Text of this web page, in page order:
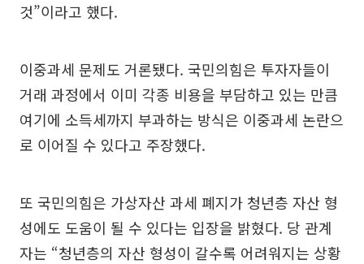
것”이라고 했다.
이중과세 문제도 거론됐다. 국민의힘은 투자자들이
거래 과정에서 이미 각종 비용을 부담하고 있는 만큼
여기에 소득세까지 부과하는 방식은 이중과세 논란으
로 이어질 수 있다고 주장했다.
또 국민의힘은 가상자산 과세 폐지가 청년층 자산 형
성에도 도움이 될 수 있다는 입장을 밝혔다. 당 관계
자는 “청년층의 자산 형성이 갈수록 어려워지는 상황